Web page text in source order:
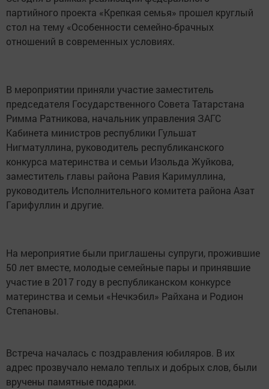
партийного проекта «Крепкая семья» прошел круглый
стол на тему «Особенности семейно-брачных
отношений в современных условиях.
В мероприятии приняли участие заместитель
председателя Государственного Совета Татарстана
Римма Ратникова, начальник управления ЗАГС
Кабинета министров республики Гульшат
Нигматуллина, руководитель республиканского
конкурса материнства и семьи Изольда Жуйкова,
заместитель главы района Равия Каримуллина,
руководитель Исполнительного комитета района Азат
Гарифуллин и другие.
На мероприятие были приглашены супруги, прожившие
50 лет вместе, молодые семейные пары и принявшие
участие в 2017 году в республиканском конкурсе
материнства и семьи «Нечкэбил» Райхана и Родион
Степановы.
Встреча началась с поздравления юбиляров. В их
адрес прозвучало немало теплых и добрых слов, были
вручены памятные подарки.